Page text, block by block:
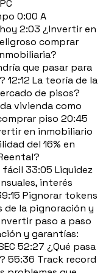
0:00 A
2:03 ¿Invertir en
comprar
que pasar para
12:12 La teoría de la
de pisos?
vivienda como
piso 20:45
en inmobiliario
del 16% en
33:05 Liquidez
interés
Pignorar tokens
de la pignoración y
paso a paso
y garantías:
52:27 ¿Qué pasa
55:36 Track record